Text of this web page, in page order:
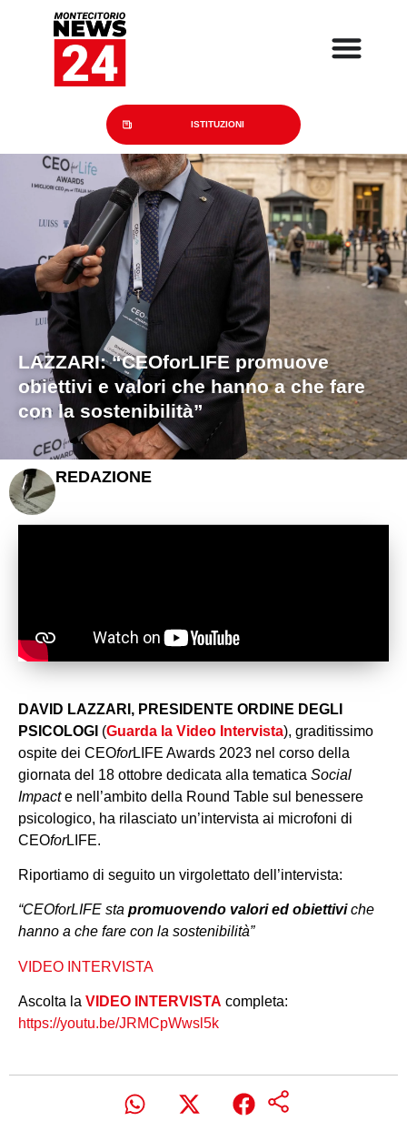
LAZZARI:“CEOforLIFE promuove
obiettivi e valori che hanno a che fare
con la sostenibilità”
ISTITUZIONI
REDAZIONE
DAVID LAZZARI, PRESIDENTE ORDINE DEGLI
PSICOLOGI (Guarda la Video Intervista), graditissimo
ospite dei CEOforLIFE Awards 2023 nel corso della
giornata del 18 ottobre dedicata alla tematica Social
Impacte nell’ambito della Round Table sul benessere
psicologico, ha rilasciato un’intervista ai microfoni di
CEOforLIFE.
Riportiamo di seguito un virgolettato dell’intervista:
“CEOforLIFE sta promuovendo valori ed obiettiviche
hanno a che fare con la sostenibilità”
VIDEO INTERVISTA
Ascolta la VIDEO INTERVISTA completa:
https://youtu.be/JRMCpWwsl5k